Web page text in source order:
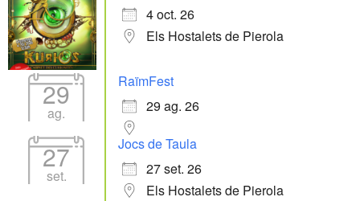
4 oct. 26
Els Hostalets de Pierola
29
ag.
RaïmFest
29 ag. 26
27
set.
Jocs de Taula
27 set. 26
Els Hostalets de Pierola